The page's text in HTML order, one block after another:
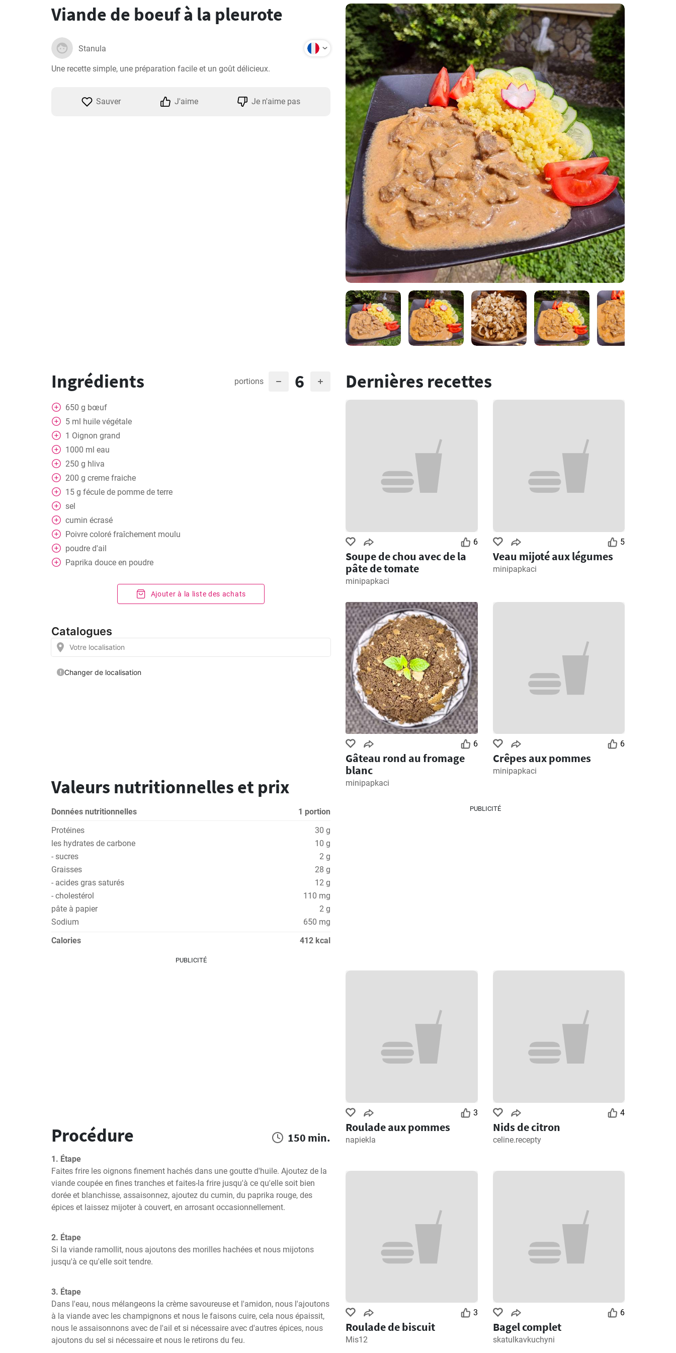
Viande de boeuf à la pleurote
Stanula
Une recette simple, une préparation facile et un goût délicieux.
Sauver J'aime Je n'aime pas
Ingrédients portions 6
650 g bœuf
5 ml huile végétale
1 Oignon grand
1000 ml eau
250 g hliva
200 g creme fraiche
15 g fécule de pomme de terre
sel
cumin écrasé
Poivre coloré fraîchement moulu
poudre d'ail
Paprika douce en poudre
Ajouter à la liste des achats
Valeurs nutritionnelles et prix
Données nutritionnelles
1 portion
Protéines
30 g
les hydrates de carbone
10 g
- sucres
2 g
Graisses
28 g
- acides gras saturés
12 g
- cholestérol
110 mg
pâte à papier
2 g
Sodium
650 mg
Calories
412 kcal
PUBLICITÉ
Procédure 150 min.
1. Étape
Faites frire les oignons finement hachés dans une goutte d'huile. Ajoutez de la
viande coupée en fines tranches et faites-la frire jusqu'à ce qu'elle soit bien
dorée et blanchisse, assaisonnez, ajoutez du cumin, du paprika rouge, des
épices et laissez mijoter à couvert, en arrosant occasionnellement.
2. Étape
Si la viande ramollit, nous ajoutons des morilles hachées et nous mijotons
jusqu'à ce qu'elle soit tendre.
3. Étape
Dans l'eau, nous mélangeons la crème savoureuse et l'amidon, nous l'ajoutons
à la viande avec les champignons et nous le faisons cuire, cela nous épaissit,
nous le assaisonnons avec de l'ail et si nécessaire avec d'autres épices, nous
ajoutons du sel si nécessaire et nous le retirons du feu.
Dernières recettes
6
Soupe de chou avec de la
pâte de tomate
minipapkaci
5
Veau mijoté aux légumes
minipapkaci
6
Gâteau rond au fromage
blanc
minipapkaci
6
Crêpes aux pommes
minipapkaci
PUBLICITÉ
3
Roulade aux pommes
napiekla
4
Nids de citron
celine.recepty
3
Roulade de biscuit
Mis12
6
Bagel complet
skatulkavkuchyni